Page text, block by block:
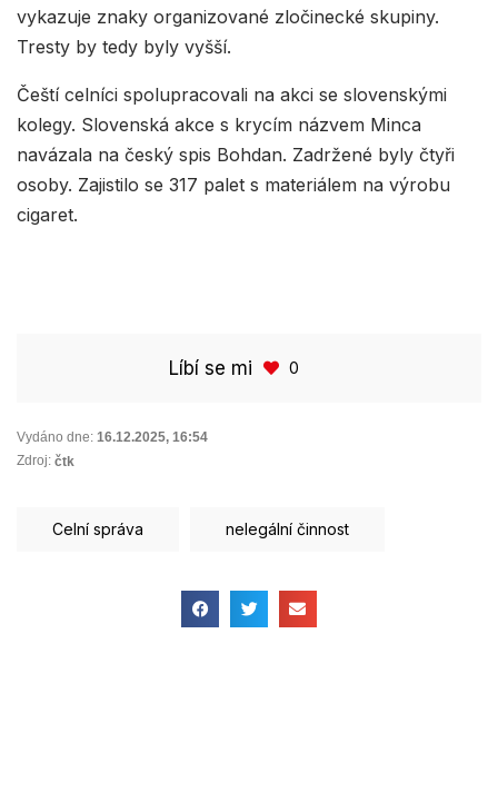
vykazuje znaky organizované zločinecké skupiny.
Tresty by tedy byly vyšší.
Čeští celníci spolupracovali na akci se slovenskými
kolegy. Slovenská akce s krycím názvem Minca
navázala na český spis Bohdan. Zadržené byly čtyři
osoby. Zajistilo se 317 palet s materiálem na výrobu
cigaret.
Líbí se mi 0
Vydáno dne: 16.12.2025, 16:54
Zdroj: čtk
Celní správa nelegální činnost